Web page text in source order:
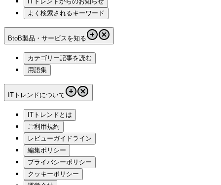
よく検索されるキーワード
BtoB製品・サービスを知る
カテゴリー記事を読む
用語集
ITトレンドについて
ITトレンドとは
ご利用規約
レビューガイドライン
編集ポリシー
プライバシーポリシー
クッキーポリシー